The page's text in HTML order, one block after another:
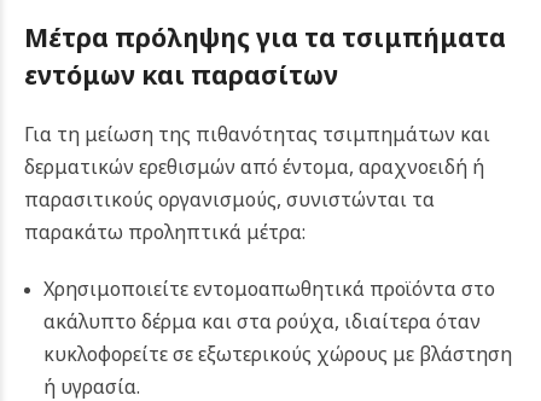
Μέτρα πρόληψης για τα τσιμπήματα
εντόμων και παρασίτων
Για τη μείωση της πιθανότητας τσιμπημάτων και
δερματικών ερεθισμών από έντομα, αραχνοειδή ή
παρασιτικούς οργανισμούς, συνιστώνται τα
παρακάτω προληπτικά μέτρα:
Χρησιμοποιείτε εντομοαπωθητικά προϊόντα στο
ακάλυπτο δέρμα και στα ρούχα, ιδιαίτερα όταν
κυκλοφορείτε σε εξωτερικούς χώρους με βλάστηση
ή υγρασία.